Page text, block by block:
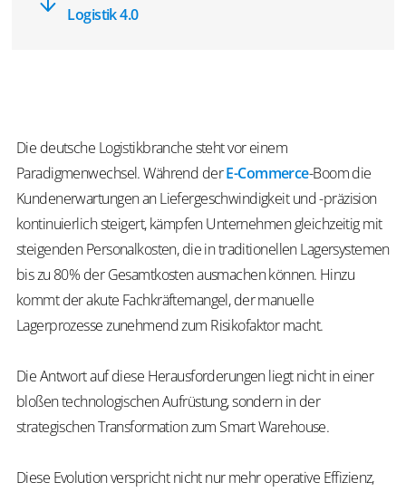
Logistik 4.0
Die deutsche Logistikbranche steht vor einem
Paradigmenwechsel. Während derE-Commerce-Boom die
Kundenerwartungen an Liefergeschwindigkeit und -präzision
kontinuierlich steigert, kämpfen Unternehmen gleichzeitig mit
steigenden Personalkosten, die in traditionellen Lagersystemen
bis zu 80% der Gesamtkosten ausmachen können. Hinzu
kommt der akute Fachkräftemangel, der manuelle
Lagerprozesse zunehmend zum Risikofaktor macht.
Die Antwort auf diese Herausforderungen liegt nicht in einer
bloßen technologischen Aufrüstung, sondern in der
strategischen Transformation zum Smart Warehouse.
Diese Evolution verspricht nicht nur mehr operative Effizienz,